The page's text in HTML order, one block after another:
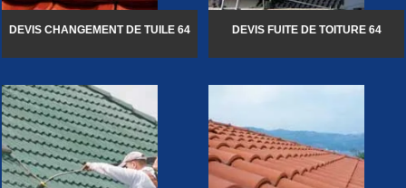
DEVIS CHANGEMENT DE TUILE 64 DEVIS FUITE DE TOITURE 64